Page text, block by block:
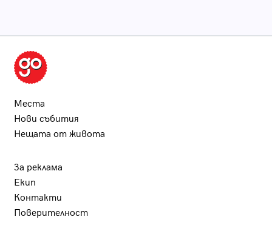
Места
Нови събития
Нещата от живота
За реклама
Екип
Контакти
Поверителност